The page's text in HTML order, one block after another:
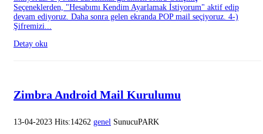
Seçeneklerden, "Hesabımı Kendim Ayarlamak İstiyorum" aktif edip
devam ediyoruz. Daha sonra gelen ekranda POP mail seçiyoruz. 4-)
Şifremizi...
Detay oku
Zimbra Android Mail Kurulumu
13-04-2023 Hits:14262 genel SunucuPARK